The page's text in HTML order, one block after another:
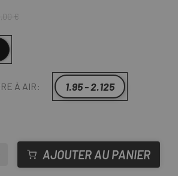
€
À AIR: 1.95 - 2.125
AJOUTER AU PANIER